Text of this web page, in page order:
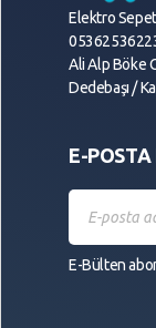
Elektro
Ali Alp Böke
Dedebaşı /
E-
E-Bülten